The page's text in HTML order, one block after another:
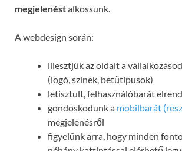
megjelenéstalkossunk.
A webdesign során:
illesztjük az oldalt a
(logó, színek, betűtípusok)
letisztult, felhasználóbarát
gondoskodunk a mobilbarát
megjelenésről
figyelünk arra, hogy minden